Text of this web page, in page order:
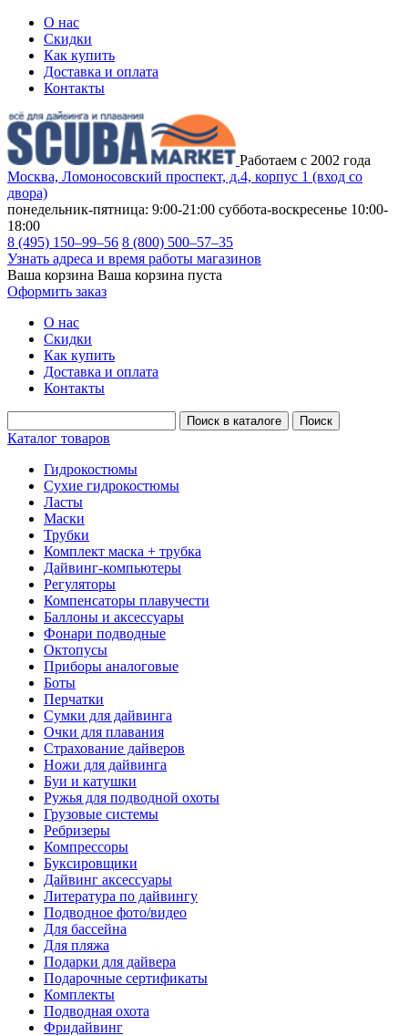
О нас
Скидки
Как купить
Доставка и оплата
Контакты
Работаем с 2002 года
Москва, Ломоносовский проспект, д.4, корпус 1 (вход со
двора)
понедельник-пятница: 9:00-21:00 суббота-воскресенье 10:00-
18:00
8 (495) 150–99–56 8 (800) 500–57–35
Узнать адреса и время работы магазинов
Ваша корзина Ваша корзина пуста
Оформить заказ
О нас
Скидки
Как купить
Доставка и оплата
Контакты
Каталог товаров
Гидрокостюмы
Сухие гидрокостюмы
Ласты
Маски
Трубки
Комплект маска + трубка
Дайвинг-компьютеры
Регуляторы
Компенсаторы плавучести
Баллоны и аксессуары
Фонари подводные
Октопусы
Приборы аналоговые
Боты
Перчатки
Сумки для дайвинга
Очки для плавания
Страхование дайверов
Ножи для дайвинга
Буи и катушки
Ружья для подводной охоты
Грузовые системы
Ребризеры
Компрессоры
Буксировщики
Дайвинг аксессуары
Литература по дайвингу
Подводное фото/видео
Для бассейна
Для пляжа
Подарки для дайвера
Подарочные сертификаты
Комплекты
Подводная охота
Фридайвинг